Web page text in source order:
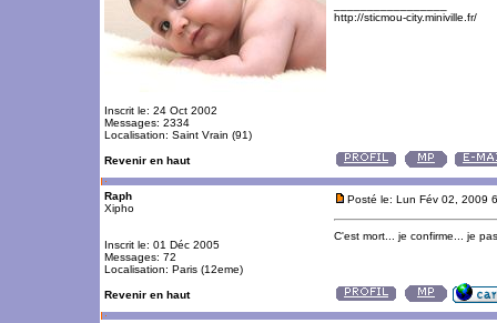
Inscrit le: 24 Oct 2002
Messages: 2334
Localisation: Saint Vrain (91)
http://sticmou-city.miniville.fr/
Revenir en haut
Raph
Xipho
Inscrit le: 01 Déc 2005
Messages: 72
Localisation: Paris (12eme)
Posté le: Lun Fév 02, 2009
C'est mort... je confirme... je
Revenir en haut